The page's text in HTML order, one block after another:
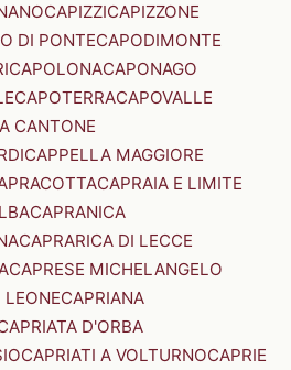
CAPIZZICAPIZZONE
DI PONTECAPODIMONTE
CAPOLONACAPONAGO
CAPOTERRACAPOVALLE
CANTONE
CAPPELLA MAGGIORE
CAPRAIA E LIMITE
CAPRANICA
CAPRARICA DI LECCE
CAPRESE MICHELANGELO
LEONECAPRIANA
D'ORBA
CAPRIATI A VOLTURNOCAPRIE